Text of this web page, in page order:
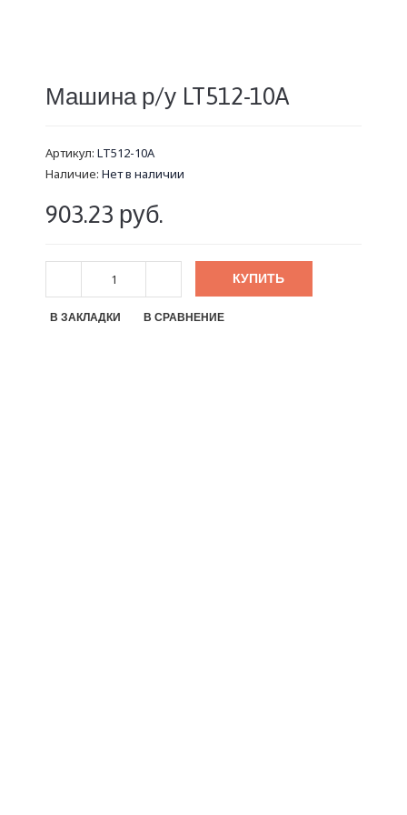
Машина р/у LT512-10A
Артикул: LT512-10A
Наличие: Нет в наличии
903.23 руб.
КУПИТЬ
В ЗАКЛАДКИ В СРАВНЕНИЕ